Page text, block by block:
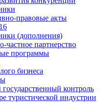
правовые акты
(дополнения)
партнерство
программы
бизнеса
контроль
туристической индустрии